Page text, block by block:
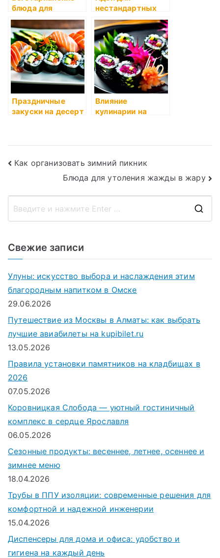
блюда для
начинающих
нестандартных
рецептов суши
Праздничные
закуски на десерт
Влияние
кулинарии на
Навигация
записям
Как организовать зимний пикник
Блюда для утоления жажды в жару
Свежие записи
Улуны: искусство выбора и наслаждения этим
благородным напитком в Омске
29.06.2026
Путешествие из Москвы в Алматы: как выбрать
лучшие авиабилеты на kupibilet.ru
13.05.2026
Правила установки памятников на кладбищах в
2026
07.05.2026
Коровницкая Слобода — уютный гостиничный
комплекс в сердце Ярославля
06.05.2026
Сезонные продукты: весеннее, летнее, осеннее и
зимнее меню
18.04.2026
Трубы в ППУ изоляции: современные решения для
комфортной и надежной инженерии
15.04.2026
Диспенсеры для дома и офиса: удобство и
гигиена на каждый день